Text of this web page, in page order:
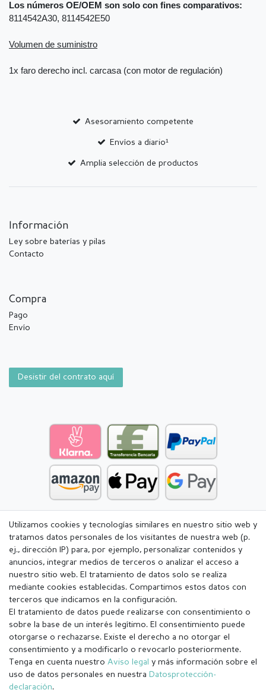
Los números OE/OEM son solo con fines comparativos:
8114542A30, 8114542E50
Volumen de suministro
1x faro derecho incl. carcasa (con motor de regulación)
Asesoramiento competente
Envíos a diario¹
Amplia selección de productos
Información
Ley sobre baterías y pilas
Contacto
Compra
Pago
Envío
Desistir del contrato aquí
Aviso legal Política de Privacidad
Utilizamos cookies y tecnologías similares en nuestro sitio web y
tratamos datos personales de los visitantes de nuestra web (p.
ej., dirección IP) para, por ejemplo, personalizar contenidos y
anuncios, integrar medios de terceros o analizar el acceso a
nuestro sitio web. El tratamiento de datos solo se realiza
mediante cookies establecidas. Compartimos estos datos con
terceros que indicamos en la configuración.
El tratamiento de datos puede realizarse con consentimiento o
sobre la base de un interés legítimo. El consentimiento puede
otorgarse o rechazarse. Existe el derecho a no otorgar el
consentimiento y a modificarlo o revocarlo posteriormente.
Tenga en cuenta nuestro Aviso legal y más información sobre el
uso de datos personales en nuestra Datos­protección­
declaración.